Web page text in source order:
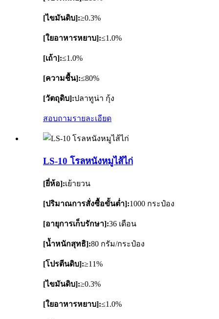
[ไขมันดิบ]:≥0.3%
[ใยอาหารหยาบ]:≤1.0%
[เถ้า]:≤1.0%
[ความชื้น]:≤80%
[วัตถุดิบ]:ปลาทูน่า กุ้ง
สอบถามรายละเอียด
LS-10 โรลหนังหมูไส้ไก่
[ยี่ห้อ]:เย้ายวน
[ปริมาณการสั่งซื้อขั้นต่ำ]:1000 กระป๋อง
[อายุการเก็บรักษา]:36 เดือน
[น้ำหนักสุทธิ]:80 กรัม/กระป๋อง
[โปรตีนดิบ]:≥11%
[ไขมันดิบ]:≥0.3%
[ใยอาหารหยาบ]:≤1.0%